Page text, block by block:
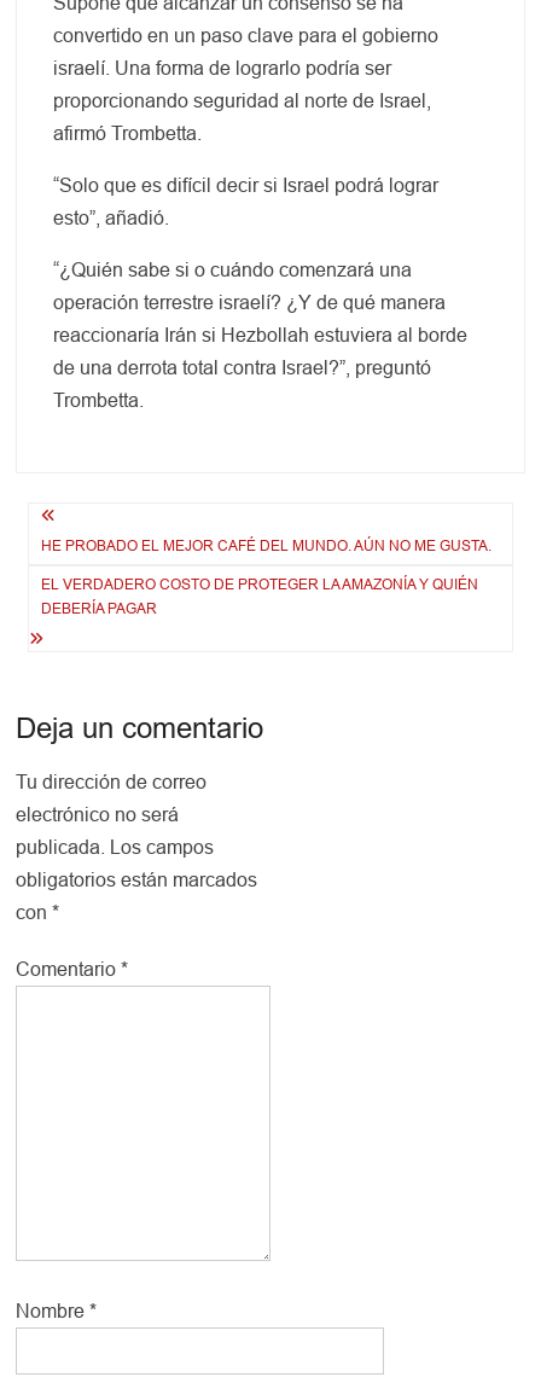
convertido en un paso clave para el gobierno
israelí. Una forma de lograrlo podría ser
proporcionando seguridad al norte de Israel,
afirmó Trombetta.
“Solo que es difícil decir si Israel podrá lograr
esto”, añadió.
“¿Quién sabe si o cuándo comenzará una
operación terrestre israelí? ¿Y de qué manera
reaccionaría Irán si Hezbollah estuviera al borde
de una derrota total contra Israel?”, preguntó
Trombetta.
Navegación
de
entradas
HE PROBADO EL MEJOR CAFÉ DEL MUNDO. AÚN NO ME GUSTA.
EL VERDADERO COSTO DE PROTEGER LA AMAZONÍA Y QUIÉN
DEBERÍA PAGAR
Deja un comentario
Tu dirección de correo
electrónico no será
publicada.
Los campos
obligatorios están marcados
con*
Comentario*
Nombre*